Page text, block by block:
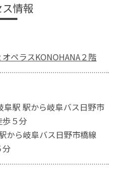
情報
ペラスKONOHANA２階
駅 駅から岐阜バス日野市
歩５分
から岐阜バス日野市橋線
分